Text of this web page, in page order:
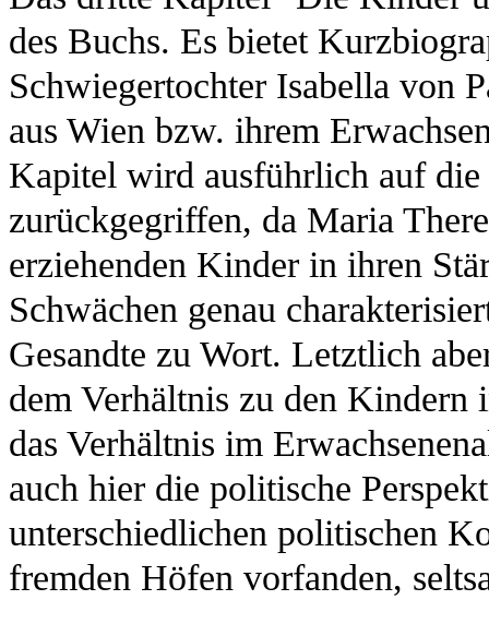
des Buchs. Es bietet
Schwiegertochter Isabella von
aus Wien bzw. ihrem
Kapitel wird ausführlich auf
zurückgegriffen, da Maria
erziehenden Kinder in ihren
Schwächen genau
Gesandte zu Wort. Letztlich
dem Verhältnis zu den
das Verhältnis im
auch hier die politische
unterschiedlichen politischen
fremden Höfen vorfanden,